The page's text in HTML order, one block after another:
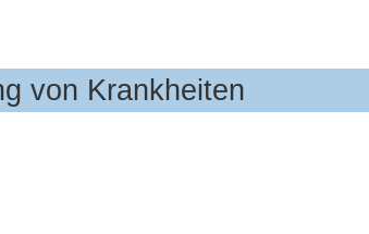
von Krankheiten